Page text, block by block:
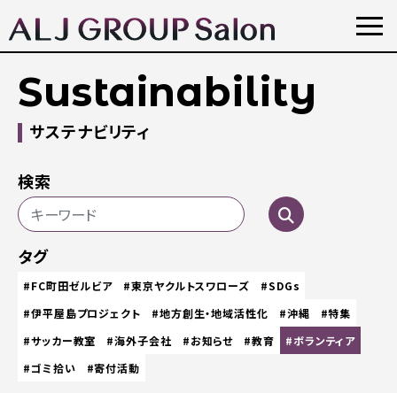
Sustainability
サステナビリティ
検索
タグ
#FC町田ゼルビア #東京ヤクルトスワローズ
#SDGs
#伊平屋島プロジェクト
#地方創生・地域活性化 #沖縄
#特集
#サッカー教室
#海外子会社 #お知らせ #教育
#ボランティア
#ゴミ拾い
#寄付活動